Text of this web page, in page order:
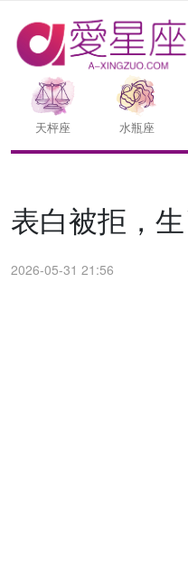
天枰座 水瓶座
表白被拒，
2026-05-31 21:56